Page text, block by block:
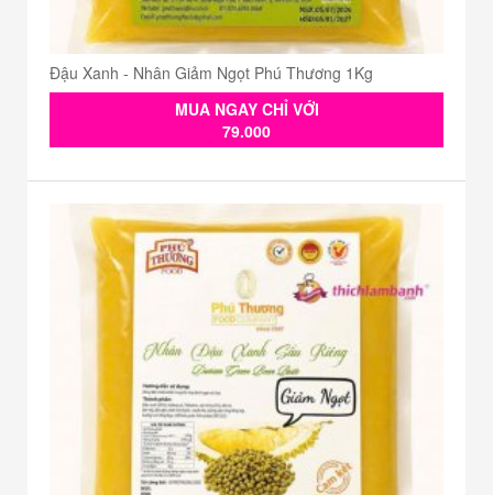
Đậu Xanh - Nhân Giảm Ngọt Phú Thương 1Kg
MUA NGAY CHỈ VỚI
79.000